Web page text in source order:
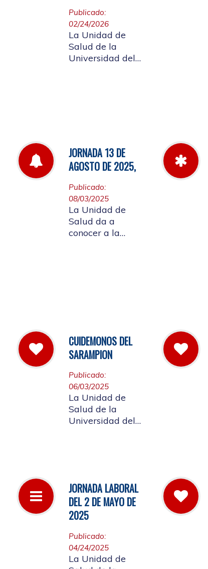
2025.
Publicado:
02/24/2026
La Unidad de
Salud de la
Universidad del
pautas para la
Audiencia Pública
de Rendición de
Cuentas año
k2025
JORNADA 13 DE
AGOSTO DE 2025,
Publicado:
08/03/2025
La Unidad de
Salud da a
conocer a la
habrá atención en
las instalaciones
de la entidad.
CUIDEMONOS DEL
SARAMPION
Publicado:
06/03/2025
La Unidad de
Salud de la
Universidad del
contagiarlo a otras
personas. La
vacuna es segura
a combatir el virus
JORNADA LABORAL
DEL 2 DE MAYO DE
2025
Publicado:
04/24/2025
La Unidad de